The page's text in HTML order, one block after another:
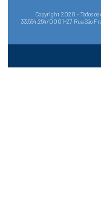
Copyright 2020 - Todos
33.564.264/0001-27 Rua São